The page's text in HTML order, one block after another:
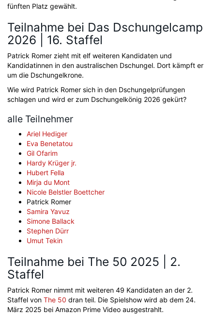
fünften Platz gewählt.
Teilnahme bei Das Dschungelcamp
2026 | 16. Staffel
Patrick Romer zieht mit elf weiteren Kandidaten und
Kandidatinnen in den australischen Dschungel. Dort kämpft er
um die Dschungelkrone.
Wie wird Patrick Romer sich in den Dschungelprüfungen
schlagen und wird er zum Dschungelkönig 2026 gekürt?
alle Teilnehmer
Ariel Hediger
Eva Benetatou
Gil Ofarim
Hardy Krüger jr.
Hubert Fella
Mirja du Mont
Nicole Belstler Boettcher
Patrick Romer
Samira Yavuz
Simone Ballack
Stephen Dürr
Umut Tekin
Teilnahme bei The 50 2025 | 2.
Staffel
Patrick Romer nimmt mit weiteren 49 Kandidaten an der 2.
Staffel von The 50 dran teil. Die Spielshow wird ab dem 24.
März 2025 bei Amazon Prime Video ausgestrahlt.